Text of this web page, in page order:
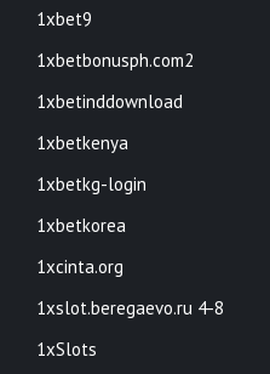
1xbet9
1xbetbonusph.com2
1xbetinddownload
1xbetkenya
1xbetkg-login
1xbetkorea
1xcinta.org
1xslot.beregaevo.ru 4-8
1xSlots